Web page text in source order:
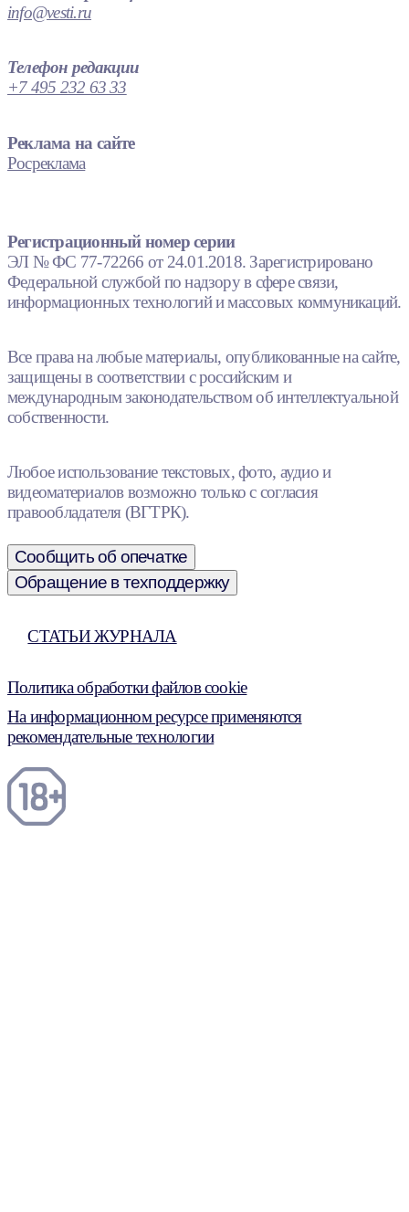
info@vesti.ru
Телефон редакции
+7 495 232 63 33
Реклама на сайте
Росреклама
Регистрационный номер серии
ЭЛ № ФС 77-72266 от 24.01.2018. Зарегистрировано
Федеральной службой по надзору в сфере связи,
информационных технологий и массовых коммуникаций.
Все права на любые материалы, опубликованные на сайте,
защищены в соответствии с российским и
международным законодательством об интеллектуальной
собственности.
Любое использование текстовых, фото, аудио и
видеоматериалов возможно только с согласия
правообладателя (ВГТРК).
Сообщить об опечатке
Обращение в техподдержку
СТАТЬИ ЖУРНАЛА
Политика обработки файлов cookie
На информационном ресурсе применяются
рекомендательные технологии